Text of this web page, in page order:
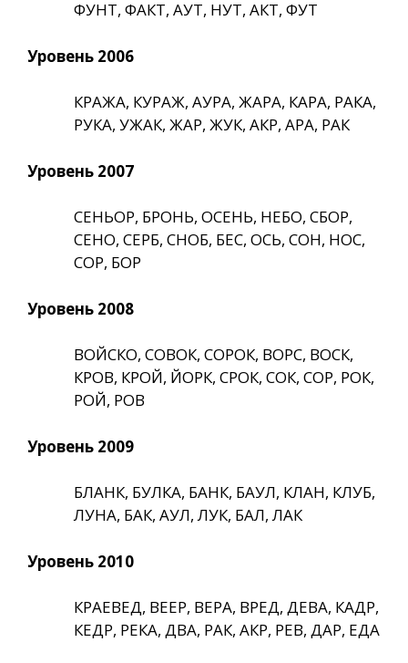
ФУНТ, ФАКТ, АУТ, НУТ, АКТ, ФУТ
Уровень 2006
КРАЖА, КУРАЖ, АУРА, ЖАРА, КАРА, РАКА,
РУКА, УЖАК, ЖАР, ЖУК, АКР, АРА, РАК
Уровень 2007
СЕНЬОР, БРОНЬ, ОСЕНЬ, НЕБО, СБОР,
СЕНО, СЕРБ, СНОБ, БЕС, ОСЬ, СОН, НОС,
СОР, БОР
Уровень 2008
ВОЙСКО, СОВОК, СОРОК, ВОРС, ВОСК,
КРОВ, КРОЙ, ЙОРК, СРОК, СОК, СОР, РОК,
РОЙ, РОВ
Уровень 2009
БЛАНК, БУЛКА, БАНК, БАУЛ, КЛАН, КЛУБ,
ЛУНА, БАК, АУЛ, ЛУК, БАЛ, ЛАК
Уровень 2010
КРАЕВЕД, ВЕЕР, ВЕРА, ВРЕД, ДЕВА, КАДР,
КЕДР, РЕКА, ДВА, РАК, АКР, РЕВ, ДАР, ЕДА